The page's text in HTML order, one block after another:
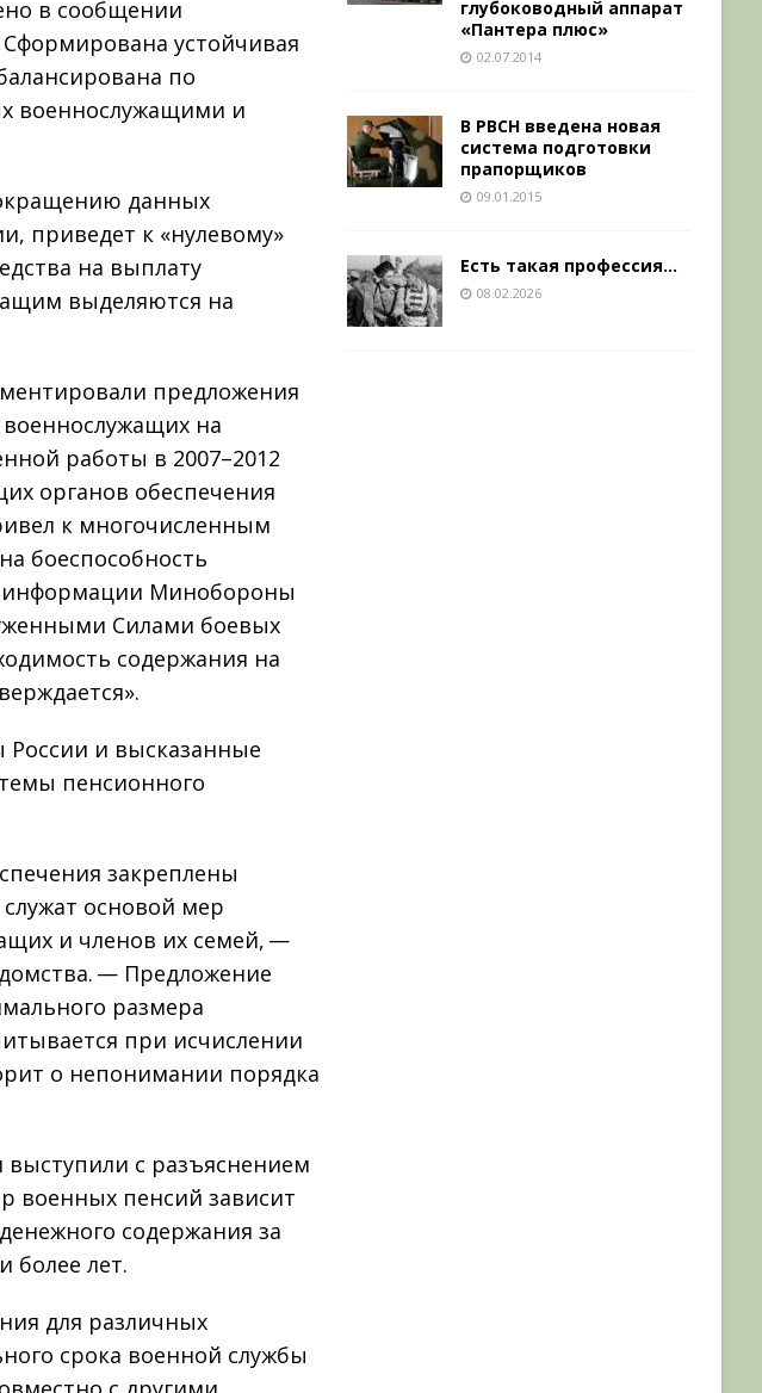
в сообщении
устойчивая
по
военнослужащими и
данных
приведет к «нулевому»
на выплату
выделяются на
предложения
на
работы в 2007–2012
органов обеспечения
к многочисленным
боеспособность
информации Минобороны
Силами боевых
содержания на
и высказанные
пенсионного
закреплены
основой мер
и членов их семей, —
— Предложение
размера
при исчислении
о непонимании порядка
с разъяснением
военных пенсий зависит
содержания за
более лет.
для различных
срока военной службы
глубоководный аппарат
«Пантера плюс»
02.07.2014
В РВСН введена новая
система подготовки
прапорщиков
09.01.2015
Есть такая профессия…
08.02.2026